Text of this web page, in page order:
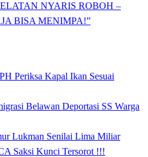
NYARIS ROBOH –
BISA MENIMPA!”
Periksa Kapal Ikan Sesuai
Belawan Deportasi SS Warga
Lukman Senilai Lima Miliar
Saksi Kunci Tersorot !!!